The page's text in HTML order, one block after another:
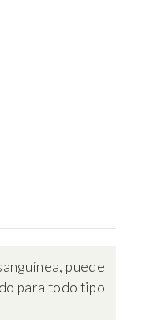
puede
para todo tipo